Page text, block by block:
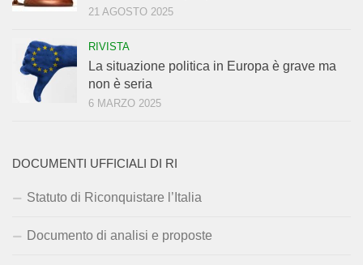
21 AGOSTO 2025
RIVISTA
La situazione politica in Europa è grave ma
non è seria
6 MARZO 2025
DOCUMENTI UFFICIALI DI RI
Statuto di Riconquistare l’Italia
Documento di analisi e proposte